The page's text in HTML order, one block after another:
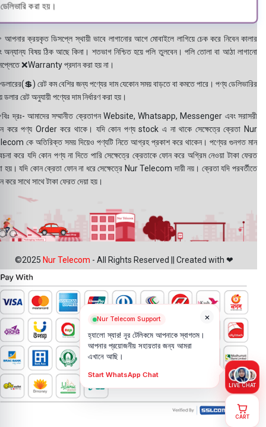
ডেলিভারি করা হয়।
ক্রয়কৃত ডিসপ্লে স্থায়ী ভাবে লাগানোর আগে মোবাইলে লাগিয়ে চেক করে নিবেন কালার
অন্যান্য বিষয় ঠিক আছে কিনা। শতভাগ নিশ্চিত হয়ে পলি তুলবেন। পলি তোলা বা আঠা লাগানো
❌Warranty প্রদান করা হয় না।
রেট কম বেশির জন্য পণ্যের দাম যেকোন সময় বাড়তে বা কমতে পারে। পণ্য ডেলিভারির
ডলার রেট অনুযায়ী পণ্যের দাম নির্ধারণ করা হয়।
দ্রঃ- আমাদের সম্মানীত ক্রেতাগন Website, Whatsapp, Messenger এবং সরাসরী
করে পণ্য Order করে থাকে। যদি কোন পণ্য stock এ না থাকে সেক্ষেত্রে ক্রেতা Nur
কে অতিরিক্ত সময় দিয়েও পণ্যটি নিতে আগ্রহ প্রকাশ করে থাকেন। পণ্যের গুনগত মান
করে যদি কোন পণ্য না দিতে পারি সেক্ষেত্রে ক্রেতাকে ফোন করে অগ্রিম নেওয়া টাকা ফেরত
হয়। যদি কোন ক্রেতা ফোন না ধরে সেক্ষেত্রে Nur Telecom দায়ী নয়। ক্রেতা যদি পরবর্তীতে
করে সাথে সাথে টাকা ফেরত দেয়া হয়।
©2025 Nur Telecom - All Rights Reserved || Created with ❤
×
Nur Telecom Support
হ্যালো স্যার! নূর টেলিকমে আপনাকে স্বাগতম।
আপনার প্রয়োজনীয় সহায়তার জন্য আমরা
এখানে আছি।
Start WhatsApp Chat
LIVE CHAT
CART